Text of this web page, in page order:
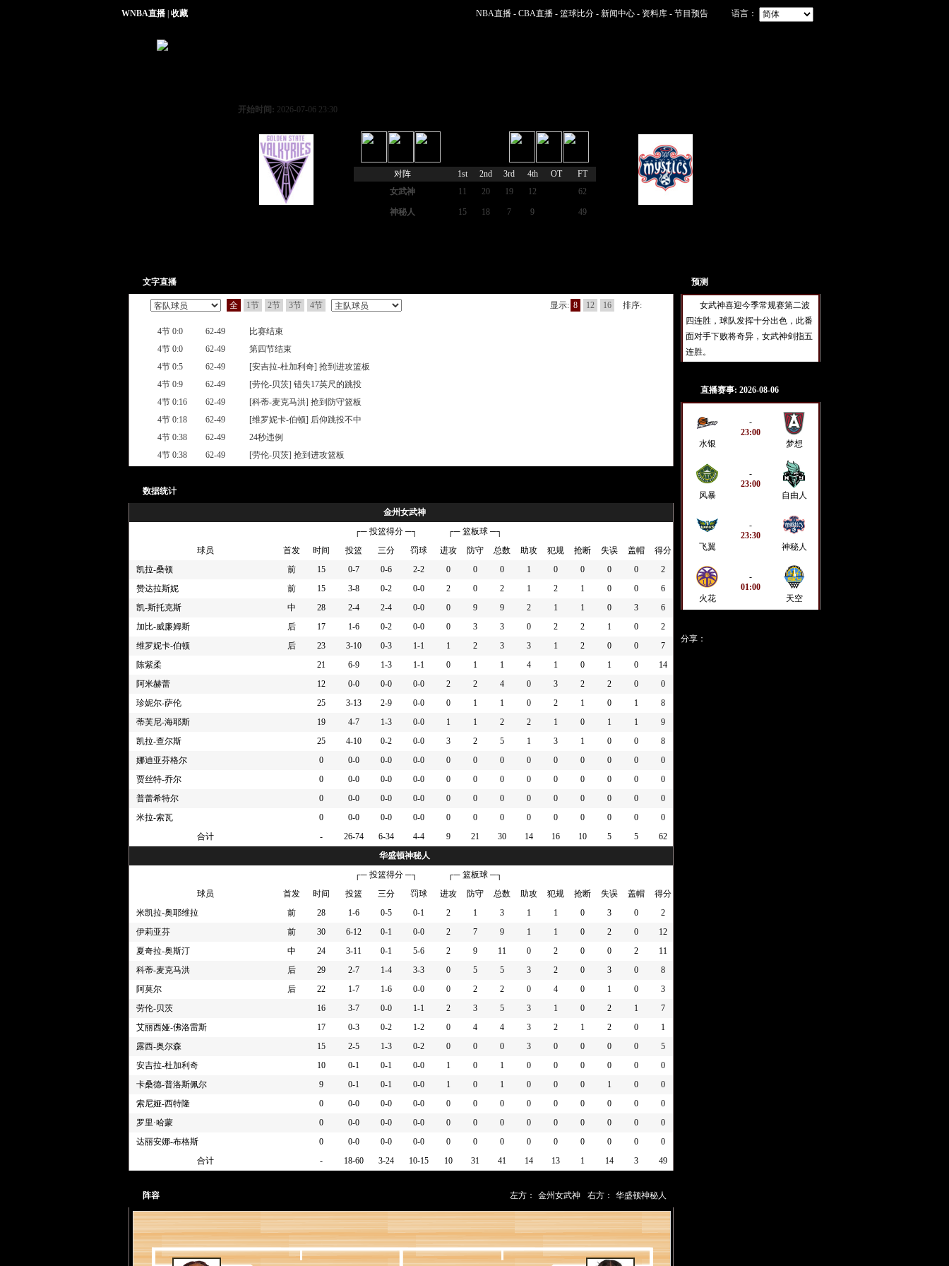
WNBA直播 收藏 NBA直播 - CBA直播 - 篮球比分 - 新闻中心 - 资料库 - 节目预告 语言：
开始时间: 2026-07-06 23:30
对阵 1st 2nd 3rd 4th OT
FT
女武神
11 20 19 12 62
神秘人 15 18 7 9 49
文字直播
全 1节 2节 3节 4节 排序:
8 12 16
显示:
4节 0:0 62-49
比赛结束
4节 0:0
62-49
第四节结束
4节 0:5
62-49
[安吉拉-杜加利奇] 抢到进攻篮板
4节 0:9
62-49
[劳伦-贝茨] 错失17英尺的跳投
4节 0:16
62-49
[科蒂-麦克马洪] 抢到防守篮板
4节 0:18
62-49
[维罗妮卡-伯顿] 后仰跳投不中
4节 0:38
62-49
24秒违例
4节 0:38
62-49
[劳伦-贝茨] 抢到进攻篮板
4节 0:45
[凯-斯托克斯] 封盖 [露西-奥尔森] 的3英尺快攻上篮
4节 01:05
[珍妮尔-萨伦] 命中25英尺的三分跳投 ([陈紫柔] 助攻)
4节 01:24
[伊莉亚芬] 13英尺处干拔跳投命中 ([科蒂-麦克马洪] 助攻)
4节 01:31
[科蒂-麦克马洪] 抢到防守篮板
4节 01:33
[凯拉-查尔斯] 快速突破上篮失败
4节 01:51
[卡桑德-普洛斯佩尔] 传球失误
4节 01:55
[夏奇拉-奥斯汀] 抢到进攻篮板
4节 01:58
[科蒂-麦克马洪] 错失23英尺的三分跳投
4节 02:02
[卡桑德-普洛斯佩尔] 抢到进攻篮板
4节 02:05
[夏奇拉-奥斯汀] 14英尺处后撤步跳投不中
4节 02:26
59-47
[珍妮尔-萨伦] 错失23英尺的三分跳投
59-47
[夏奇拉-奥斯汀] 命中2英尺的两分投篮
4节 03:39
[陈紫柔] 命中11英尺的抛投
4节 03:52
[夏奇拉-奥斯汀] 罚球 2投2中
4节 03:52
[维罗妮卡-伯顿] 换人 [蒂芙尼-海耶斯]
4节 03:52
[夏奇拉-奥斯汀] 罚球 2投1中
4节 03:52
[凯-斯托克斯] 投篮犯规
4节 04:07
[蒂芙尼-海耶斯] 传球失误
4节 04:42
4节 04:42
4节 04:43
[女武神] 球队进攻篮板
4节 04:44
[陈紫柔] 错失31英尺的三分跳投
57-43
[阿米赫蕾] 抢到防守篮板
4节 05:24
4节 05:27
57-43
[珍妮尔-萨伦] 错失29英尺的三分跳投
4节 05:38
57-43
[夏奇拉-奥斯汀] 罚球 2投2中
4节 05:38
57-42
[神秘人] 球队进攻篮板
数据统计
金州女武神
┌─ 投篮得分 ─┐
┌─ 篮板球 ─┐
球员
首发 时间 投篮 三分 罚球 进攻 防守 总数 助攻 犯规 抢断 失误 盖帽
得分
凯拉-桑顿
前 15 0-7 0-6 2-2 0 0 0 1 0 0 0 0
2
赞达拉斯妮
前 15 3-8 0-2 0-0 2 0 2 1 2 1 0 0
6
凯-斯托克斯
中 28 2-4 2-4 0-0 0 9 9 2 1 1 0 3
6
加比-威廉姆斯
后 17 1-6 0-2 0-0 0 3 3 0 2 2 1 0
2
维罗妮卡-伯顿
后 23 3-10 0-3 1-1 1 2 3 3 1 2 0 0
7
陈紫柔
21 6-9 1-3 1-1 0 1 1 4 1 0 1 0
14
阿米赫蕾
12 0-0 0-0 0-0 2 2 4 0 3 2 2 0
0
珍妮尔-萨伦
25 3-13 2-9 0-0 0 1 1 0 2 1 0 1
8
蒂芙尼-海耶斯
19 4-7 1-3 0-0 1 1 2 2 1 0 1 1
9
凯拉-查尔斯
25 4-10 0-2 0-0 3 2 5 1 3 1 0 0
8
娜迪亚芬格尔
0 0-0 0-0 0-0 0 0 0 0 0 0 0 0
0
贾丝特-乔尔
0 0-0 0-0 0-0 0 0 0 0 0 0 0 0
0
普蕾希特尔
0 0-0 0-0 0-0 0 0 0 0 0 0 0 0
0
米拉-索瓦
0 0-0 0-0 0-0 0 0 0 0 0 0 0 0
0
合计
- 26-74 6-34 4-4 9 21 30 14 16 10 5 5
62
华盛顿神秘人
┌─ 投篮得分 ─┐
┌─ 篮板球 ─┐
球员
首发 时间 投篮 三分 罚球 进攻 防守 总数 助攻 犯规 抢断 失误 盖帽
得分
米凯拉-奥耶维拉
前 28 1-6 0-5 0-1 2 1 3 1 1 0 3 0
2
伊莉亚芬
前 30 6-12 0-1 0-0 2 7 9 1 1 0 2 0
12
夏奇拉-奥斯汀
中 24 3-11 0-1 5-6 2 9 11 0 2 0 0 2
11
科蒂-麦克马洪
后 29 2-7 1-4 3-3 0 5 5 3 2 0 3 0
8
阿莫尔
后 22 1-7 1-6 0-0 0 2 2 0 4 0 1 0
3
劳伦-贝茨
16 3-7 0-0 1-1 2 3 5 3 1 0 2 1
7
艾丽西娅-佛洛雷斯
17 0-3 0-2 1-2 0 4 4 3 2 1 2 0
1
露西-奥尔森
15 2-5 1-3 0-2 0 0 0 3 0 0 0 0
5
安吉拉-杜加利奇
10 0-1 0-1 0-0 1 0 1 0 0 0 0 0
0
卡桑德-普洛斯佩尔
9 0-1 0-1 0-0 1 0 1 0 0 0 1 0
0
索尼娅-西特隆
0 0-0 0-0 0-0 0 0 0 0 0 0 0 0
0
罗里·哈蒙
0 0-0 0-0 0-0 0 0 0 0 0 0 0 0
0
达丽安娜-布格斯
0 0-0 0-0 0-0 0 0 0 0 0 0 0 0
0
合计
- 18-60 3-24 10-15 10 31 41 14 13 1 14 3 49
阵容 左方： 金州女武神 右方： 华盛顿神秘人
预测
女武神喜迎今季常规赛第二波
四连胜，球队发挥十分出色，此番
面对手下败将奇异，女武神剑指五
连胜。
直播赛事: 2026-08-06
水银
-
23:00
梦想
风暴
-
23:00
自由人
飞翼
-
23:30
神秘人
火花
-
01:00
天空
分享：